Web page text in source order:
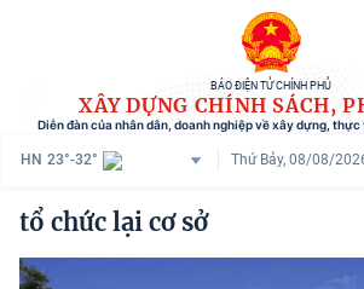
BÁO ĐIỆN TỬ CHÍNH PHỦ
XÂY DỰNG CHÍNH SÁCH,
Diễn đàn của nhân dân, doanh nghiệp về xây dựng,
HN 23°-32° Thứ Bảy, 08/08/
Danh mục
Trang chủ
tổ chức lại cơ sở